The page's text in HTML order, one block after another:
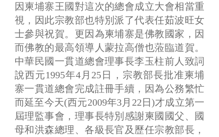
因柬埔寨王國對這次的總會成立大會相當重
視，因此宗教部也特別派了代表任茹波旺女
士參與祝賀。更因為柬埔寨是佛教國家，因
而佛教的最高領導人蒙拉高僧也蒞臨道賀。
中華民國一貫道總會理事長李玉柱前人致詞
說西元1995年4月25日，宗教部長批准柬埔
寨一貫道總會完成註冊手續，因為公務繁忙
而延至今天(西元2009年3月22日)才成立第一
屆理監事會，理事長特別感謝柬國國父、國
母和洪森總理、各級長官及歷任宗教部長，